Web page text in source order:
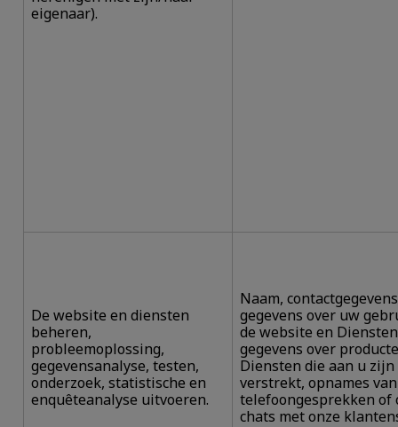
eigenaar).
De website en diensten
beheren,
probleemoplossing,
gegevensanalyse, testen,
onderzoek, statistische en
enquêteanalyse uitvoeren.
Naam,
gegevens over uw
de website en
gegevens over
Diensten die aan u zijn
verstrekt, opnames
telefoongesprekken of
chats met onze